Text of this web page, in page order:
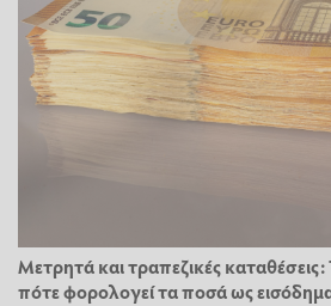
Μετρητά και τραπεζικές καταθέσεις:
πότε φορολογεί τα ποσά ως